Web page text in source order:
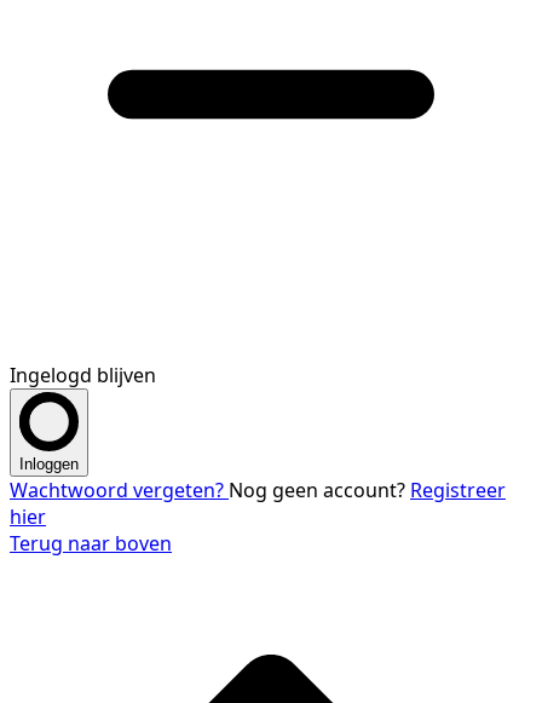
Ingelogd blijven
Inloggen
Wachtwoord vergeten? Nog geen account? Registreer
hier
Terug naar boven